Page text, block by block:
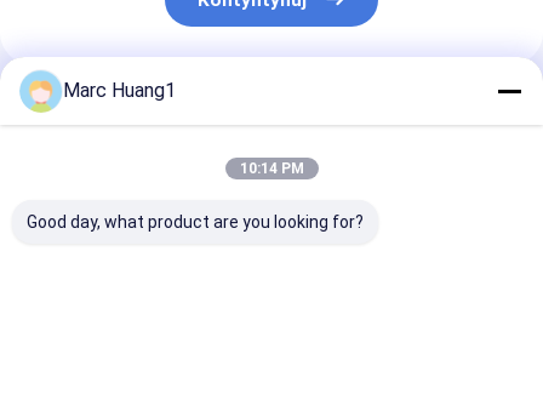
Polecane Produkty
Marc Huang1
10:14 PM
Good day, what product are you looking for?